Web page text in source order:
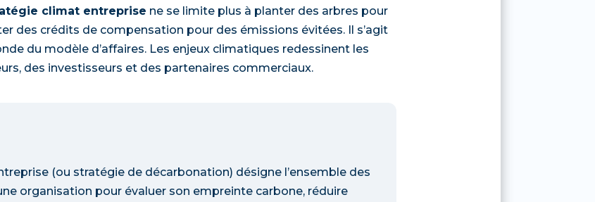
climat entreprise ne se limite plus à planter des arbres pour
des crédits de compensation pour des émissions évitées. Il s’agit
du modèle d’affaires. Les enjeux climatiques redessinent les
des investisseurs et des partenaires commerciaux.
(ou stratégie de décarbonation) désigne l’ensemble des
organisation pour évaluer son empreinte carbone, réduire